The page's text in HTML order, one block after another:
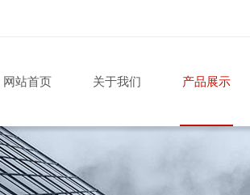
网站首页 关于我们 产品展示